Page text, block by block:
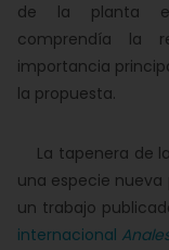
de la planta
comprendía la
importancia
la propuesta.
La tapenera de
una especie nueva
un trabajo
internacional